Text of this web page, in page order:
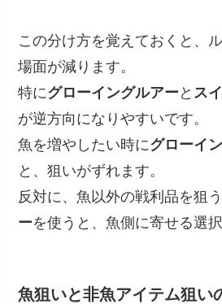
この分け方を覚えておくと、
場面が減ります。
特にグローイングルアー と ス
が逆方向になりやすいです。
魚を増やしたい時にグローイ
と、狙いがずれます。
反対に、魚以外の戦利品を狙
ーを使うと、魚側に寄せる選
魚狙いと非魚アイテム狙い